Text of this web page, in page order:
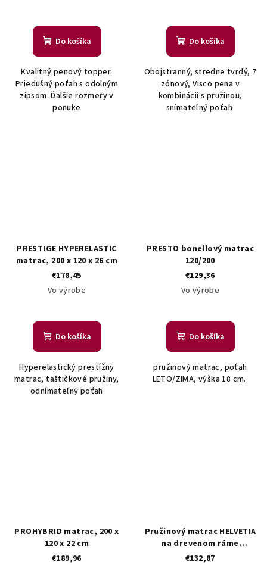
Do košíka
Kvalitný penový topper.
Priedušný poťah s odolným
zipsom. Ďalšie rozmery v
ponuke
Do košíka
Obojstranný, stredne tvrdý, 7
zónový, Visco pena v
kombinácii s pružinou,
snímateľný poťah
PRESTIGE HYPERELASTIC
matrac, 200 x 120 x 26 cm
€178,45
Vo výrobe
Do košíka
Hyperelastický prestížny
matrac, taštičkové pružiny,
odnímateľný poťah
PRESTO bonellový matrac
120/200
€129,36
Vo výrobe
Do košíka
pružinový matrac, poťah
LETO/ZIMA, výška 18 cm.
PROHYBRID matrac, 200 x
120 x 22 cm
€189,96
Pružinový matrac HELVETIA
na drevenom ráme
120x200cm
€132,87